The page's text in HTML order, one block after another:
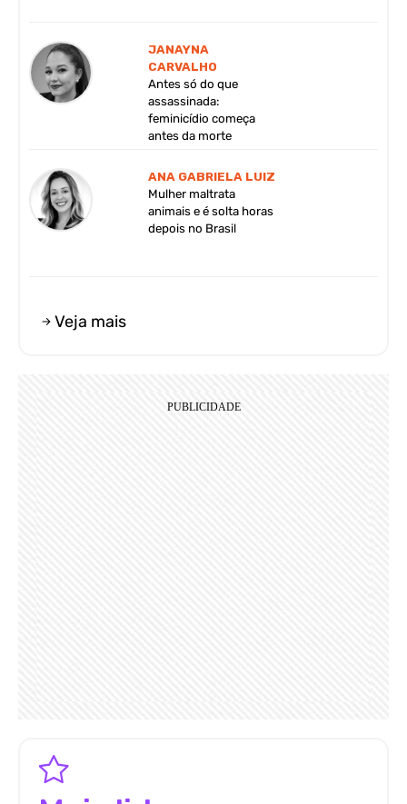
JANAYNA
CARVALHO
Antes só do que
assassinada:
feminicídio começa
antes da morte
ANA GABRIELA LUIZ
Mulher maltrata
animais e é solta horas
depois no Brasil
Veja mais